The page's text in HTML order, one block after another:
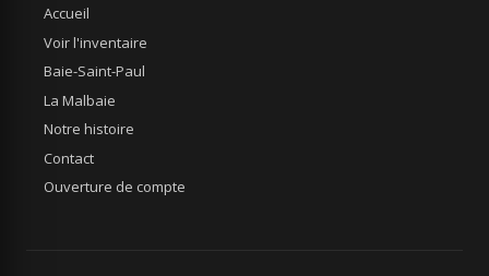
Accueil
Voir l'inventaire
Baie-Saint-Paul
La Malbaie
Notre histoire
Contact
Ouverture de compte